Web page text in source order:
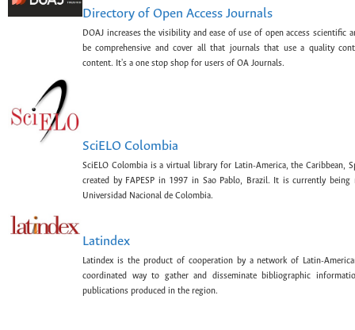
Directory of Open Access Journals
DOAJ increases the visibility and ease of use of open access scientific
be comprehensive and cover all that journals that use a quality
content. It's a one stop shop for users of OA Journals.
SciELO Colombia
SciELO Colombia is a virtual library for Latin-America, the Caribbean,
created by FAPESP in 1997 in Sao Pablo, Brazil. It is currently being
Universidad Nacional de Colombia.
Latindex
Latindex is the product of cooperation by a network of Latin-
coordinated way to gather and disseminate bibliographic
publications produced in the region.